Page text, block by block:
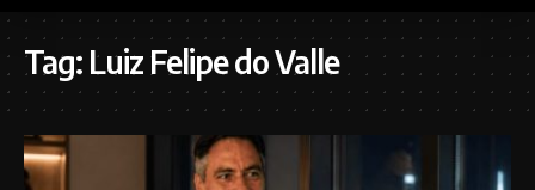
Tag: Luiz Felipe do Valle